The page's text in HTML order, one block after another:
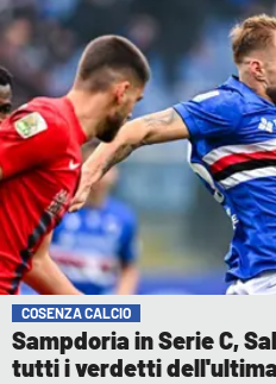
COSENZA CALCIO
Sampdoria in Serie C,
tutti i verdetti